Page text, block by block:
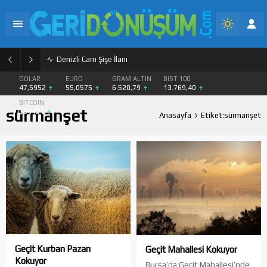
PET Geri Dönüşüm Granül ve Flake Satışı
DOLAR
47,5952
EURO
55,0575
GRAM ALTIN
6.520,79
BIST 100
13.769,40
BITCOIN
$64451
sürmanşet Anasayfa Etiket:sürmanşet
Geçit Kurban Pazarı
Kokuyor
Geçit Mahallesi Kokuyor
Bursa’da Geçit Mahallesi’nde